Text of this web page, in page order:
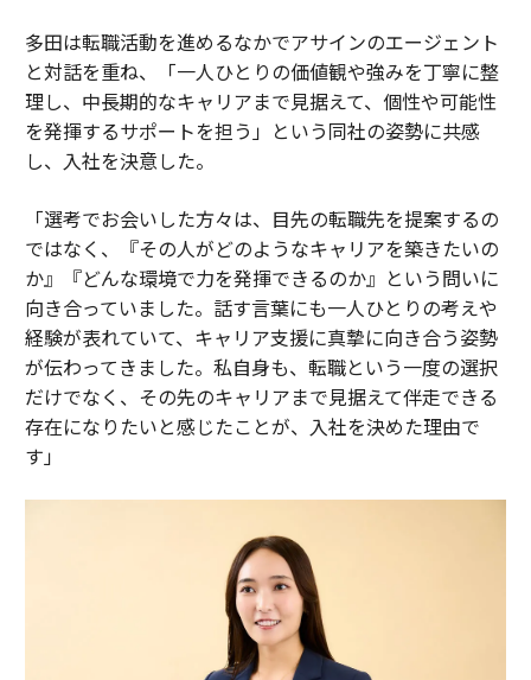
多田は転職活動を進めるなかでアサインのエージェント
と対話を重ね、「一人ひとりの価値観や強みを丁寧に整
理し、中長期的なキャリアまで見据えて、個性や可能性
を発揮するサポートを担う」という同社の姿勢に共感
し、入社を決意した。
「選考でお会いした方々は、目先の転職先を提案するの
ではなく、『その人がどのようなキャリアを築きたいの
か』『どんな環境で力を発揮できるのか』という問いに
向き合っていました。話す言葉にも一人ひとりの考えや
経験が表れていて、キャリア支援に真摯に向き合う姿勢
が伝わってきました。私自身も、転職という一度の選択
だけでなく、その先のキャリアまで見据えて伴走できる
存在になりたいと感じたことが、入社を決めた理由で
す」